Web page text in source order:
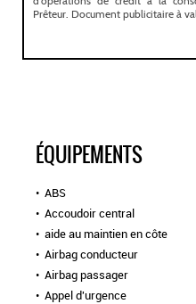
ÉQUIPEMENTS
ABS
Accoudoir central
aide au maintien en côte
Airbag conducteur
Airbag passager
Appel d'urgence